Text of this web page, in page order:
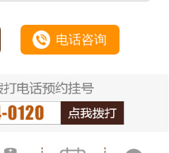
电话咨询